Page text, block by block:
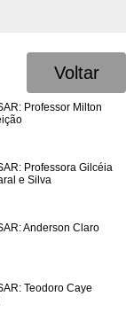
Voltar
Professor Milton
Professora Gilcéia
e Silva
Anderson Claro
Teodoro Caye